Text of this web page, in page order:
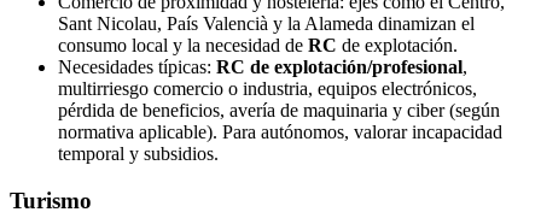
Sant Nicolau, País Valencià y la Alameda dinamizan el
consumo local y la necesidad de RC de explotación.
Necesidades típicas: RC de explotación/profesional,
multirriesgo comercio o industria, equipos electrónicos,
pérdida de beneficios, avería de maquinaria y ciber (según
normativa aplicable). Para autónomos, valorar incapacidad
temporal y subsidios.
Turismo